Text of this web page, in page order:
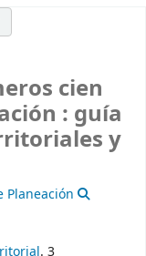
cien
: guía
y
Planeación
. 3